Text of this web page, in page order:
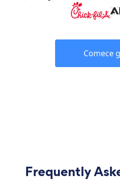
Comece
Frequently